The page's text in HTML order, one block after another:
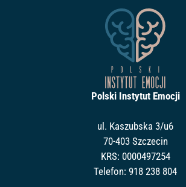
Polski Instytut Emocji
ul. Kaszubska 3/u6
70-403 Szczecin
KRS: 0000497254
Telefon: 918 238 804